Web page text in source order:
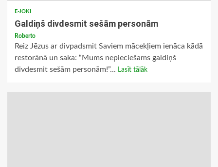
E-JOKI
Galdiņš divdesmit sešām personām
Roberto
Reiz Jēzus ar divpadsmit Saviem mācekļiem ienāca kādā
restorānā un saka: “Mums nepieciešams galdiņš
divdesmit sešām personām!”... Lasīt tālāk